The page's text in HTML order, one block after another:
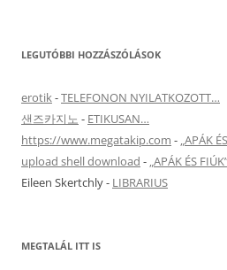
LEGUTÓBBI HOZZÁSZÓLÁSOK
erotik-TELEFONON NYILATKOZOTT…
샌즈카지노 - ETIKUSAN…
https://www.megatakip.com - „APÁK
upload shell download - „APÁK ÉS
Eileen Skertchly- LIBRARIUS
MEGTALÁL ITT IS